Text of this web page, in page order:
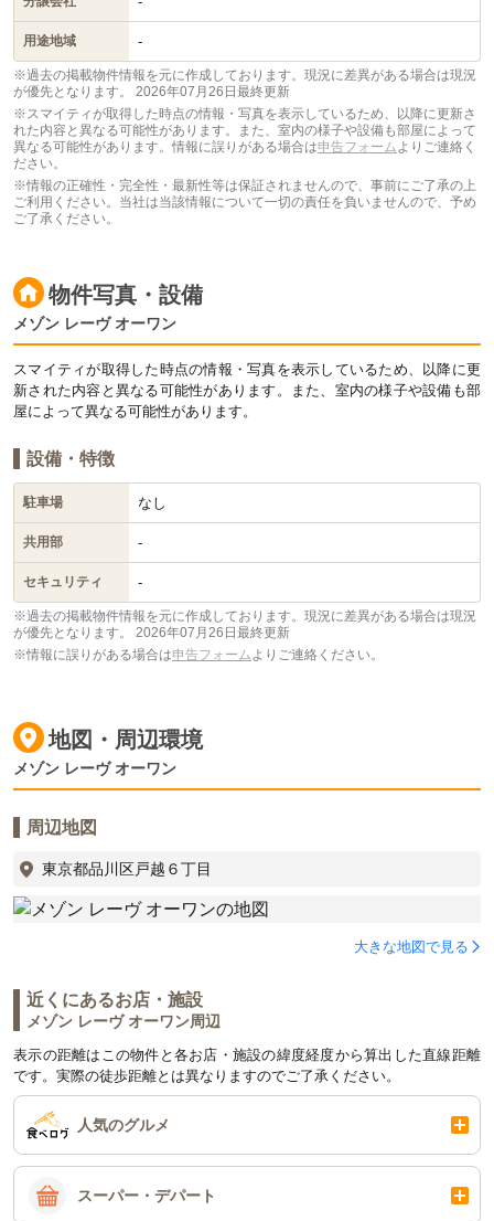
用途地域 -
※過去の掲載物件情報を元に作成しております。現況に差異がある場合は現況
が優先となります。 2026年07月26日最終更新
※スマイティが取得した時点の情報・写真を表示しているため、以降に更新さ
れた内容と異なる可能性があります。また、室内の様子や設備も部屋によって
異なる可能性があります。情報に誤りがある場合は申告フォーム よりご連絡く
ださい。
※情報の正確性・完全性・最新性等は保証されませんので、事前にご了承の上
ご利用ください。当社は当該情報について一切の責任を負いませんので、予め
ご了承ください。
物件写真・設備
メゾン レーヴ オーワン
スマイティが取得した時点の情報・写真を表示しているため、以降に更
新された内容と異なる可能性があります。また、室内の様子や設備も部
屋によって異なる可能性があります。
設備・特徴
駐車場 なし
共用部 -
セキュリティ -
※過去の掲載物件情報を元に作成しております。現況に差異がある場合は現況
が優先となります。 2026年07月26日最終更新
※情報に誤りがある場合は申告フォーム よりご連絡ください。
地図・周辺環境
メゾン レーヴ オーワン
周辺地図
東京都品川区戸越６丁目
大きな地図で見る
近くにあるお店・施設
メゾン レーヴ オーワン周辺
表示の距離はこの物件と各お店・施設の緯度経度から算出した直線距離
です。実際の徒歩距離とは異なりますのでご了承ください。
人気のグルメ
スーパー・デパート